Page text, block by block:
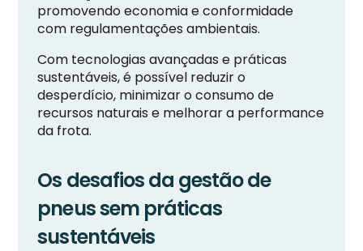
promovendo economia e conformidade
com regulamentações ambientais.
Com tecnologias avançadas e práticas
sustentáveis, é possível reduzir o
desperdício, minimizar o consumo de
recursos naturais e melhorar a performance
da frota.
Os desafios da gestão de
pneus sem práticas
sustentáveis